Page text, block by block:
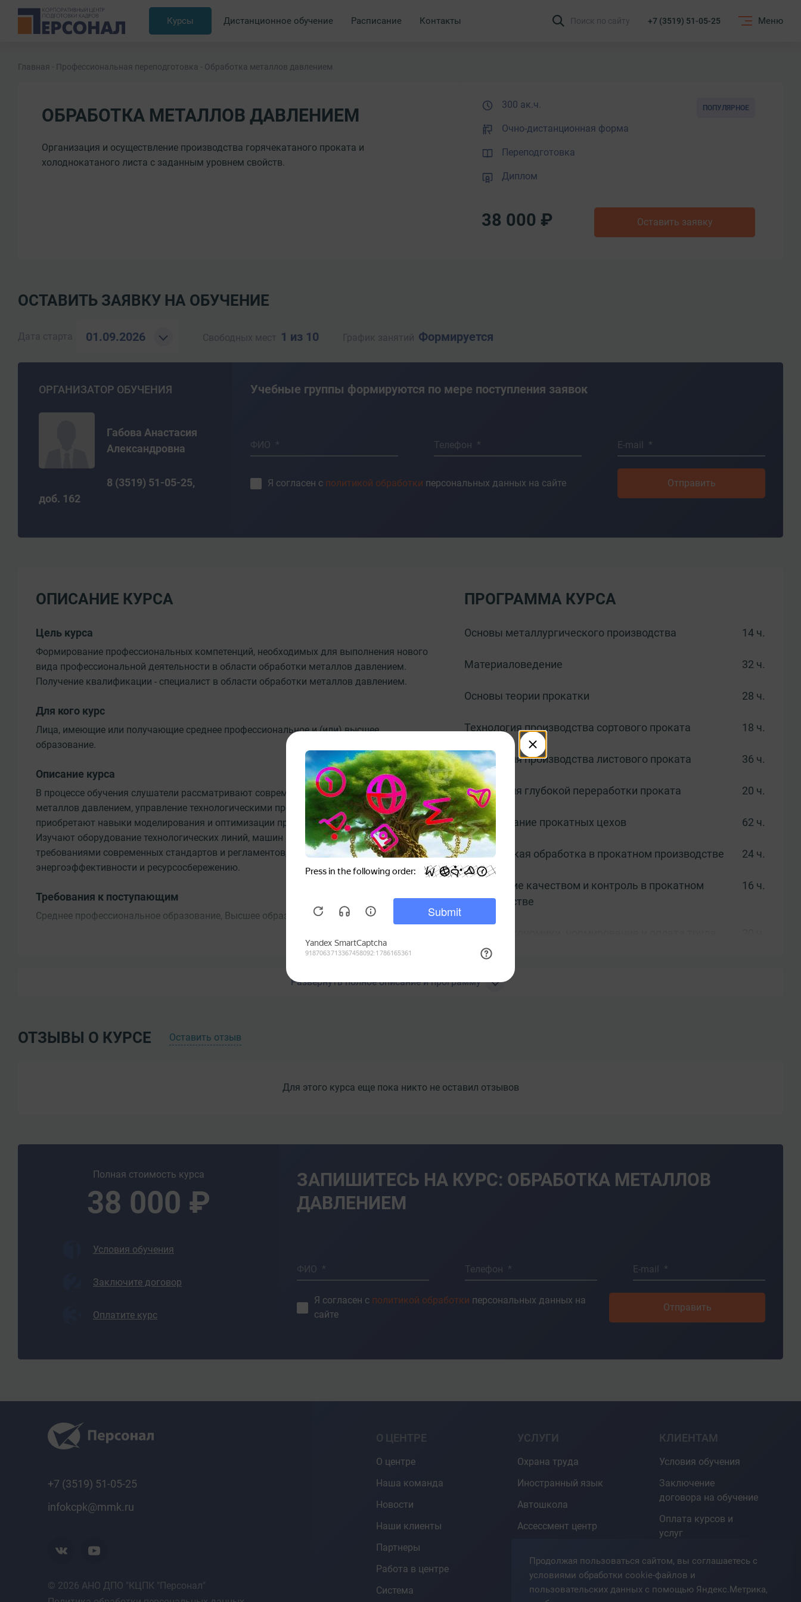
Курсы Дистанционное обучение Расписание Контакты Поиск по сайту +7 (3519) 51-05-25 Меню
Главная Профессиональная переподготовка Обработка металлов давлением
ОБРАБОТКА МЕТАЛЛОВ ДАВЛЕНИЕМ
Организация и осуществление производства горячекатаного проката и
холоднокатаного листа с заданным уровнем свойств.
ПОПУЛЯРНОЕ
300 ак.ч.
Очно-дистанционная форма
Переподготовка
Диплом
38 000 ₽ Оставить заявку
ОСТАВИТЬ ЗАЯВКУ НА ОБУЧЕНИЕ
01.09.2026 1 из 10 Формируется
ОРГАНИЗАТОР ОБУЧЕНИЯ
Габова Анастасия
Александровна
8 (3519) 51-05-25,
доб. 162
Учебные группы формируются по мере поступления заявок
ФИО * Телефон * E-mail *
Я согласен с политикой обработки персональных данных на сайте Отправить
ОПИСАНИЕ КУРСА
Цель курса
Формирование профессиональных компетенций, необходимых для выполнения нового
вида профессиональной деятельности в области обработки металлов давлением.
Получение квалификации - специалист в области обработки металлов давлением.
Для кого курс
Лица, имеющие или получающие среднее профессиональное и (или) высшее
образование.
Описание курса
В процессе обучения слушатели рассматривают современные способы обработки
металлов давлением, управление технологическими процессами и линиями,
приобретают навыки моделирования и оптимизации производственных процессов.
Изучают оборудование технологических линий, машин и агрегатов. Знакомятся с
требованиями современных стандартов и регламентов, требованиями по
энергоэффективности и ресурсосбережению.
Требования к поступающим
Среднее профессиональное образование, Высшее образование
- основные объекты и процессы цехов обработки металлов давлением;
- производственно-технические, технологические инструкции ;
- требования охраны труда, промышленной, экологической и пожарной безопасности;
- планировать производство и организацию технологического процесса в цехе
- выбирать соответствующее оборудование, оснастку и средства механизации для
- осуществлять технологические процессы в плановом и аварийном режимах;
- выбирать виды термической обработки для улучшения свойств и качества
- эксплуатировать технологическое оборудование в плановом и аварийном режимах;
- оценивать качество выпускаемой продукции;
- создавать условия для безопасной работы.
Документ об обучении
ПРОГРАММА КУРСА
Основы металлургического производства 14 ч.
Материаловедение 32 ч.
Основы теории прокатки 28 ч.
Технология производства сортового проката 18 ч.
Технология производства листового проката 36 ч.
Технология глубокой переработки проката 20 ч.
Оборудование прокатных цехов 62 ч.
Термическая обработка в прокатном производстве 24 ч.
Управление качеством и контроль в прокатном
производстве
16 ч.
психологии
Развернуть полное описание и программу
ОТЗЫВЫ О КУРСЕ Оставить отзыв
Для этого курса еще пока никто не оставил отзывов
Полная стоимость курса
38 000 ₽
Условия обучения
Заключите договор
Оплатите курс
ЗАПИШИТЕСЬ НА КУРС: ОБРАБОТКА МЕТАЛЛОВ
ДАВЛЕНИЕМ
ФИО * Телефон * E-mail *
Я согласен с политикой обработки персональных данных на
сайте
Отправить
+7 (3519) 51-05-25
infokcpk@mmk.ru
© 2026 АНО ДПО "КЦПК "Персонал"
О ЦЕНТРЕ
О центре
Наша команда
Новости
Наши клиенты
Партнеры
Работа в центре
Система
УСЛУГИ
Охрана труда
Иностранный язык
Автошкола
Ассессмент центр
СДО
Конкурсы
профмастерства
КЛИЕНТАМ
Условия обучения
Заключение
договора на обучение
Оплата курсов и
услуг
окончании
Гарантии
Продолжая пользоваться сайтом, вы соглашаетесь с
условиями обработки cookie-файлов и
пользовательских данных с помощью Яндекс.Метрика,